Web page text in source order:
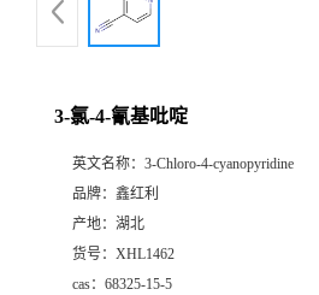
3-氯-4-氰基吡啶
英文名称： 3-Chloro-4-cyanopyridine
品牌： 鑫红利
产地： 湖北
货号： XHL1462
cas： 68325-15-5